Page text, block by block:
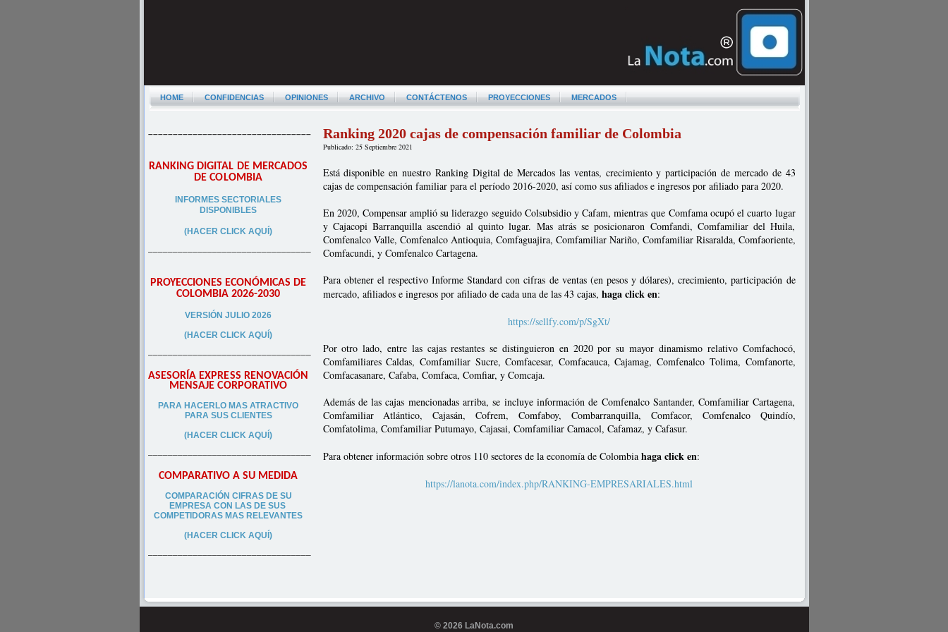
HOME CONFIDENCIAS OPINIONES ARCHIVO CONTÁCTENOS PROYECCIONES MERCADOS
–––––––––––––––––––––––––––––––––
RANKING DIGITAL DE MERCADOS
DE COLOMBIA
INFORMES SECTORIALES
DISPONIBLES
(HACER CLICK AQUÍ)
–––––––––––––––––––––––––––––––––
PROYECCIONES ECONÓMICAS DE
COLOMBIA 2026-2030
VERSIÓN JULIO 2026
(HACER CLICK AQUÍ)
–––––––––––––––––––––––––––––––––
ASESORÍA EXPRESS RENOVACIÓN
MENSAJE CORPORATIVO
PARA HACERLO MAS ATRACTIVO
PARA SUS CLIENTES
(HACER CLICK AQUÍ)
–––––––––––––––––––––––––––––––––
COMPARATIVO A SU MEDIDA
COMPARACIÓN CIFRAS DE SU
EMPRESA CON LAS DE SUS
COMPETIDORAS MAS RELEVANTES
(HACER CLICK AQUÍ)
–––––––––––––––––––––––––––––––––
Ranking 2020 cajas de compensación familiar de Colombia
Publicado: 25 Septiembre 2021
Está disponible en nuestro Ranking Digital de Mercados las ventas, crecimiento y participación de mercado de 43
cajas de compensación familiar para el período 2016-2020, así como sus afiliados e ingresos por afiliado para 2020.
En 2020, Compensar amplió su liderazgo seguido Colsubsidio y Cafam, mientras que Comfama ocupó el cuarto lugar
y Cajacopi Barranquilla ascendió al quinto lugar. Mas atrás se posicionaron Comfandi, Comfamiliar del Huila,
Comfenalco Valle, Comfenalco Antioquia, Comfaguajira, Comfamiliar Nariño, Comfamiliar Risaralda, Comfaoriente,
Comfacundi, y Comfenalco Cartagena.
Para obtener el respectivo Informe Standard con cifras de ventas (en pesos y dólares), crecimiento, participación de
mercado, afiliados e ingresos por afiliado de cada una de las 43 cajas, haga click en:
https://sellfy.com/p/SgXt/
Por otro lado, entre las cajas restantes se distinguieron en 2020 por su mayor dinamismo relativo Comfachocó,
Comfamiliares Caldas, Comfamiliar Sucre, Comfacesar, Comfacauca, Cajamag, Comfenalco Tolima, Comfanorte,
Comfacasanare, Cafaba, Comfaca, Comfiar, y Comcaja.
Además de las cajas mencionadas arriba, se incluye información de Comfenalco Santander, Comfamiliar Cartagena,
Comfamiliar Atlántico, Cajasán, Cofrem, Comfaboy, Combarranquilla, Comfacor, Comfenalco Quindío,
Comfatolima, Comfamiliar Putumayo, Cajasai, Comfamiliar Camacol, Cafamaz, y Cafasur.
Para obtener información sobre otros 110 sectores de la economía de Colombia haga click en:
https://lanota.com/index.php/RANKING-EMPRESARIALES.html
© 2026 LaNota.com